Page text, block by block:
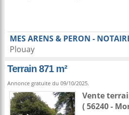
MES ARENS & PERON -
Plouay
Terrain 871 m²
Annonce gratuite du 09/10/2025.
Vente
( 56240 -